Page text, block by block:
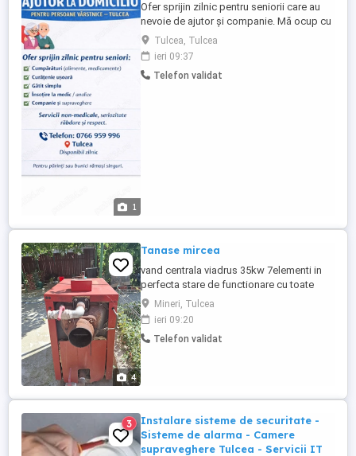
1
Ofer sprijin zilnic pentru seniorii care au
nevoie de ajutor și companie. Mă ocup cu
grijă de: cumpărături menaj ușor gătit
simplu însoțire la medic companie și
supraveghere Seriozitate, răbdare și
implicare. Pentru părinți sau bunici rămași
Tulcea, Tulcea
ieri 09:37
Telefon validat
4
Tanase mircea
vand centrala viadrus 35kw 7elementi in
perfecta stare de functionare cu toate
accesoriile ..vas expansiune .pompa..releu
de pornire oprire automata scule de
curatare...
Mineri, Tulcea
ieri 09:20
Telefon validat
3
Instalare sisteme de securitate -
Sisteme de alarma - Camere
supraveghere Tulcea - Servicii IT